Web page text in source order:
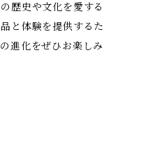
歴史や文化を愛する
と体験を提供するた
進化をぜひお楽しみ